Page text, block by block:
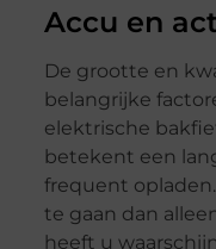
Accu en
De grootte en
belangrijke
elektrische
betekent een
frequent
te gaan dan
heeft u